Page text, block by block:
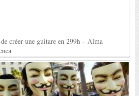
créer une guitare en 299h – Alma